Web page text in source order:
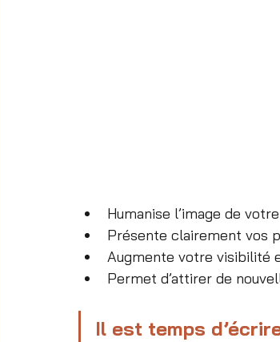
Humanise l’image de
Présente clairement vos
Augmente votre visibilité
Permet d’attirer de
Il est temps